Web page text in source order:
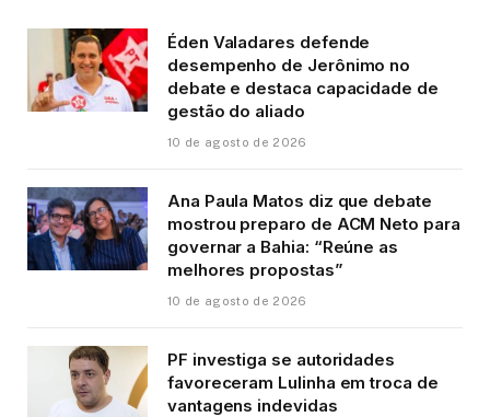
Éden Valadares defende
desempenho de Jerônimo no
debate e destaca capacidade de
gestão do aliado
10 de agosto de 2026
Ana Paula Matos diz que debate
mostrou preparo de ACM Neto para
governar a Bahia: “Reúne as
melhores propostas”
10 de agosto de 2026
PF investiga se autoridades
favoreceram Lulinha em troca de
vantagens indevidas